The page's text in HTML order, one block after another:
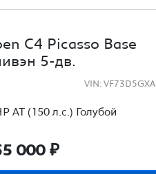
C4 Picasso Base
5-дв.
VIN:
AT (150 л.с.) Голубой
000 ₽